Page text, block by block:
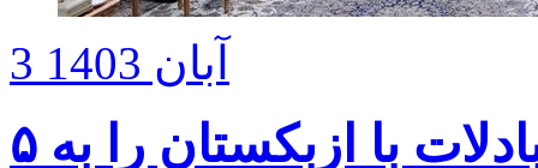
3 آبان 1403
عارف: آماده‌ایم سطح مبادلات با ازبکستان را به ۵